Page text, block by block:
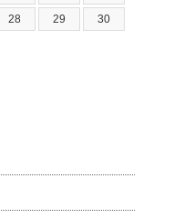
28 29 30